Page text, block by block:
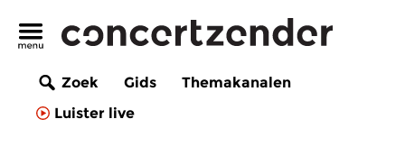
Zoek Gids
Themakanalen
Luister live